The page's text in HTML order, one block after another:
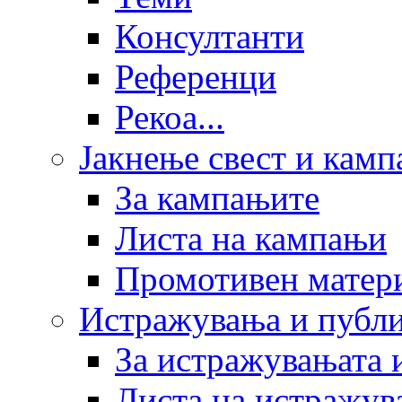
Консултанти
Референци
Рекоа...
Јакнење свест и
За кампањите
Листа на кампањи
Промотивен
Истражувања и
За истражувањата